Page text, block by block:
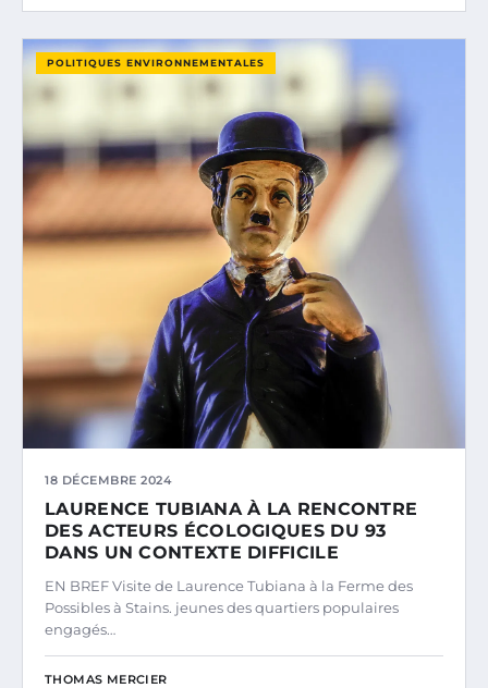
POLITIQUES ENVIRONNEMENTALES
18 DÉCEMBRE 2024
LAURENCE TUBIANA À LA RENCONTRE
DES ACTEURS ÉCOLOGIQUES DU 93
DANS UN CONTEXTE DIFFICILE
EN BREF Visite de Laurence Tubiana à la Ferme des
Possibles à Stains. jeunes des quartiers populaires
engagés…
THOMAS MERCIER